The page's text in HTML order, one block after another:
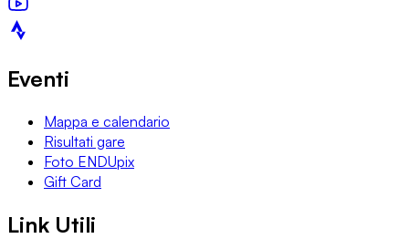
Eventi
Mappa e calendario
Risultati gare
Foto ENDUpix
Gift Card
Link Utili